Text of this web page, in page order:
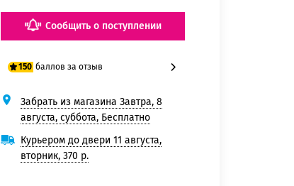
Сообщить о поступлении
150 баллов за отзыв
125 баллов
150 баллов
Забрать из магазина Завтра, 8
августа, суббота, Бесплатно
Курьером до двери 11 августа,
вторник, 370 р.